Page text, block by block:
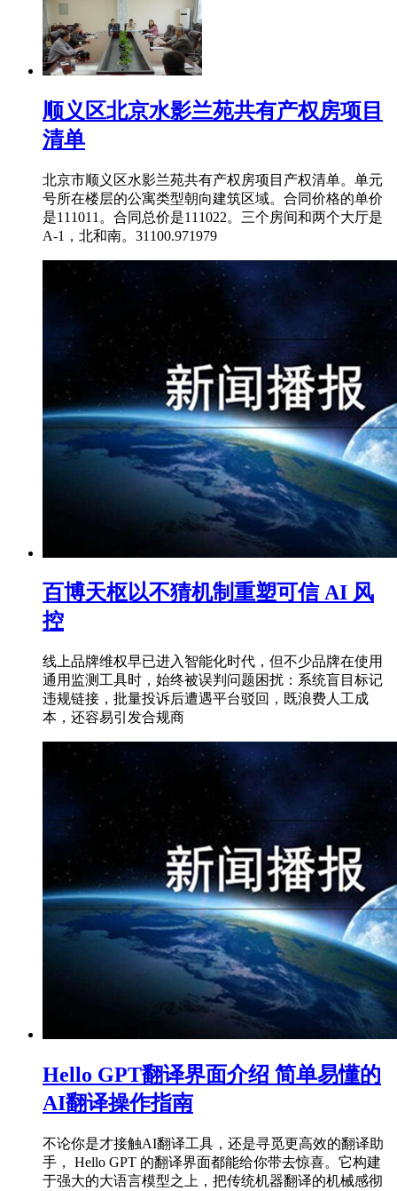
顺义区北京水影兰苑共有产权房项目
清单
北京市顺义区水影兰苑共有产权房项目产权清单。单元
号所在楼层的公寓类型朝向建筑区域。合同价格的单价
是111011。合同总价是111022。三个房间和两个大厅是
A-1，北和南。31100.971979
百博天枢以不猜机制重塑可信 AI 风
控
线上品牌维权早已进入智能化时代，但不少品牌在使用
通用监测工具时，始终被误判问题困扰：系统盲目标记
违规链接，批量投诉后遭遇平台驳回，既浪费人工成
本，还容易引发合规商
Hello GPT翻译界面介绍 简单易懂的
AI翻译操作指南
不论你是才接触AI翻译工具，还是寻觅更高效的翻译助
手， Hello GPT 的翻译界面都能给你带去惊喜。它构建
于强大的大语言模型之上，把传统机器翻译的机械感彻